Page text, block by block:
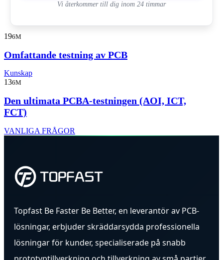
Vi återkommer till dig inom 24 timmar
196M
Omfattande testning av PCB
Kunskap
136M
Den ultimata PCBA-testningen (AOI, ICT,
FCT)
VANLIGA FRÅGOR
Topfast Be Faster Be Better, en leverantör av PCB-
lösningar, erbjuder skräddarsydda professionella
lösningar för kunder, specialiserade på snabb